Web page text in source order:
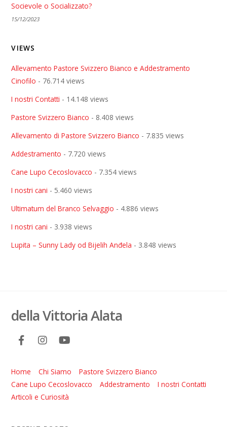
Socievole o Socializzato?
15/12/2023
VIEWS
Allevamento Pastore Svizzero Bianco e Addestramento
Cinofilo - 76.714 views
I nostri Contatti - 14.148 views
Pastore Svizzero Bianco - 8.408 views
Allevamento di Pastore Svizzero Bianco - 7.835 views
Addestramento - 7.720 views
Cane Lupo Cecoslovacco - 7.354 views
I nostri cani - 5.460 views
Ultimatum del Branco Selvaggio - 4.886 views
I nostri cani - 3.938 views
Lupita – Sunny Lady od Bijelih Anđela - 3.848 views
della Vittoria Alata
Home Chi Siamo
Pastore Svizzero Bianco
Cane Lupo Cecoslovacco
Addestramento
I nostri Contatti
Articoli e Curiosità